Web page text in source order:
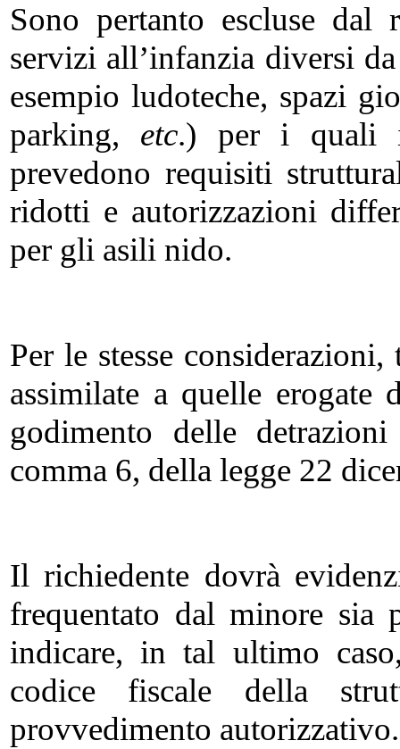
Sono pertanto escluse dal
servizi all’infanzia diversi
esempio ludoteche, spazi
parking, etc.) per i quali i
prevedono requisiti
ridotti e autorizzazioni
per gli asili nido.
Per le stesse
assimilate a quelle
godimento delle
comma 6, della legge 22
Il richiedente dovrà
frequentato dal minore sia
indicare, in tal ultimo
codice fiscale della
provvedimento autorizzativo.